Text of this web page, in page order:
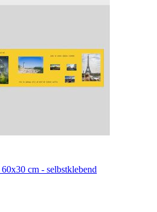
cm - selbstklebend